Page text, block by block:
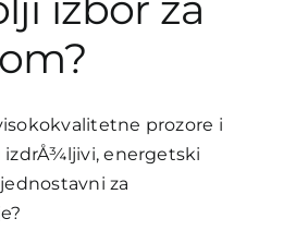
prozore i
izdrÅ¾ljivi, energetski
za